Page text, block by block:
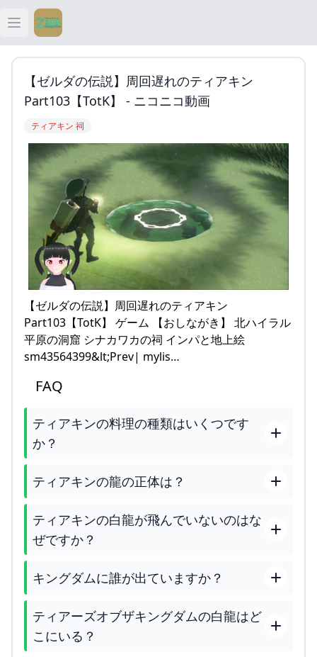
Open main menu
ティアキン
ティアキン 祠
ティアキン 攻略
【ゼルダの伝説】周回遅れのティアキン
Part103【TotK】 - ニコニコ動画
ティアキン 祠
【ゼルダの伝説】周回遅れのティアキン
Part103【TotK】 ゲーム 【おしながき】 北ハイラル
平原の洞窟 シナカワカの祠 インパと地上絵
sm43564399&lt;Prev| mylis…
FAQ
ティアキンの料理の種類はいくつです
か？
ティアキンの龍の正体は？
ティアキンの白龍が飛んでいないのはな
ぜですか？
キングダムに誰が出ていますか？
ティアーズオブザキングダムの白龍はど
こにいる？